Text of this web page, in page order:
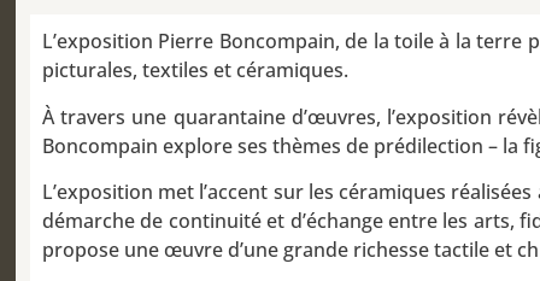
L’exposition Pierre Boncompain, de la toile à la
picturales, textiles et céramiques.
À travers une quarantaine d’œuvres, l’exposition
Boncompain explore ses thèmes de prédilection – la
L’exposition met l’accent sur les céramiques
démarche de continuité et d’échange entre les arts,
propose une œuvre d’une grande richesse tactile et